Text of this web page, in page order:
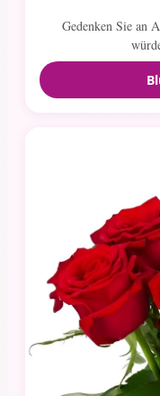
Gedenken Sie an